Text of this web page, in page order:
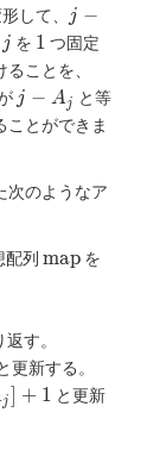
して、 j-A _
j=i+A
j −
jj を 1
1 つ固定
ことを、
i\lt
j
j-
A
j − Aj
と等
ことができま
次のようなア
配列 map を
す。
更新する。
j+A _
j + 1 と更新